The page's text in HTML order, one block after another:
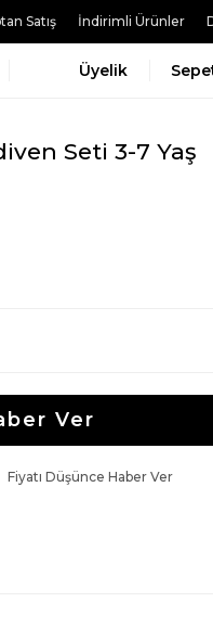
Satış İndirimli Ürünler
Üyelik
Seti 3-7 Yaş
Ver
Fiyatı Düşünce Haber Ver